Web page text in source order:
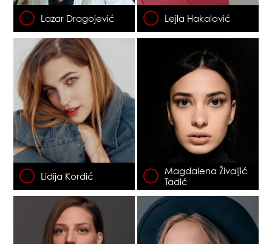
Lazar Dragojević Lejla Hakalović
Lidija Kordić
Magdalena Živaljić
Tadić